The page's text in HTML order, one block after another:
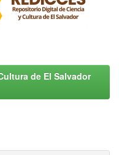
de El Salvador